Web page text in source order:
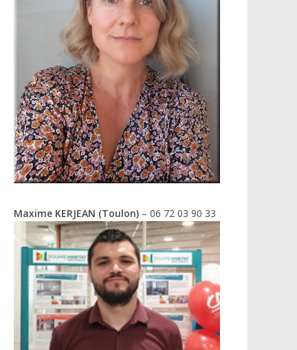
Maxime KERJEAN (Toulon) – 06 72 03 90 33